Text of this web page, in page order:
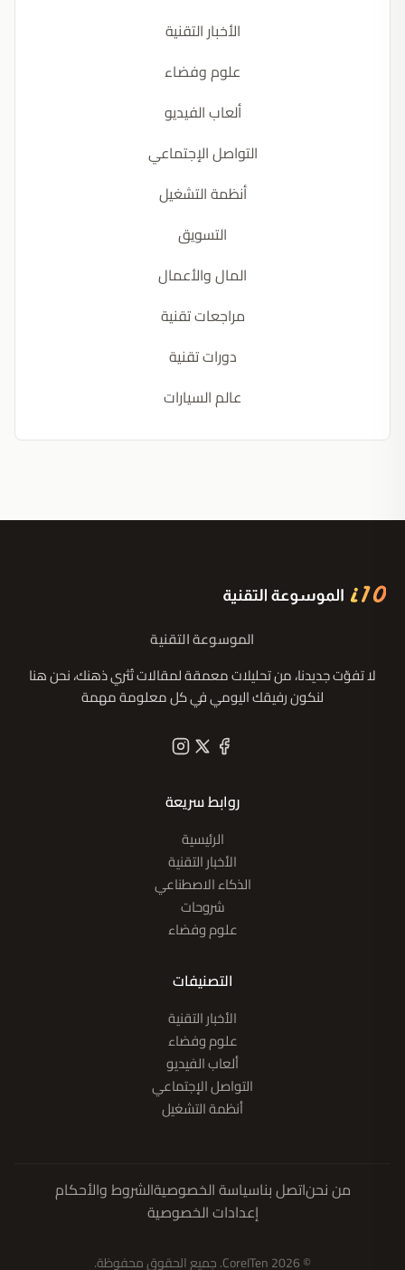
الأخبار التقنية
علوم وفضاء
ألعاب الفيديو
التواصل الإجتماعي
أنظمة التشغيل
التسويق
المال والأعمال
مراجعات تقنية
دورات تقنية
عالم السيارات
الموسوعة التقنية
لا تفوّت جديدنا، من تحليلات معمقة لمقالات تُثري ذهنك، نحن هنا
لنكون رفيقك اليومي في كل معلومة مهمة
روابط سريعة
الرئيسية
الأخبار التقنية
الذكاء الاصطناعي
شروحات
علوم وفضاء
التصنيفات
الأخبار التقنية
علوم وفضاء
ألعاب الفيديو
التواصل الإجتماعي
أنظمة التشغيل
من نحناتصل بناسياسة الخصوصيةالشروط والأحكام
إعدادات الخصوصية
© 2026 CoreITen. جميع الحقوق محفوظة.